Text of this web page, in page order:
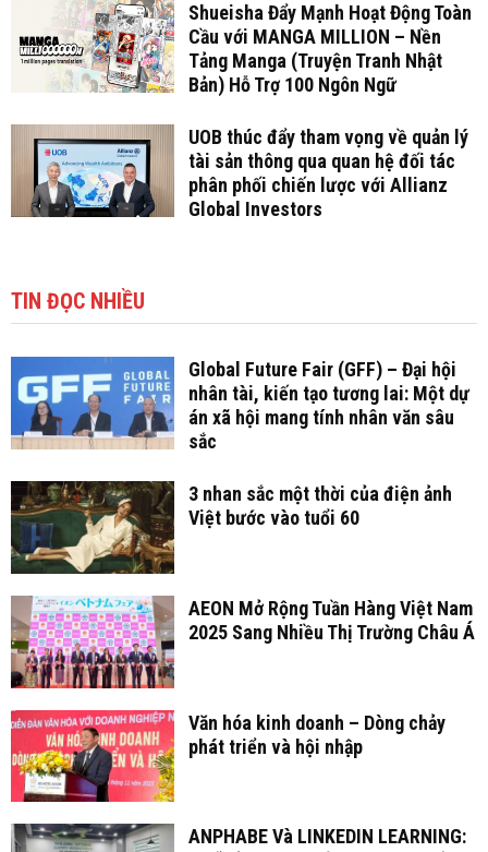
Shueisha Đẩy Mạnh Hoạt Động Toàn
Cầu với MANGA MILLION – Nền
Tảng Manga (Truyện Tranh Nhật
Bản) Hỗ Trợ 100 Ngôn Ngữ
UOB thúc đẩy tham vọng về quản lý
tài sản thông qua quan hệ đối tác
phân phối chiến lược với Allianz
Global Investors
TIN ĐỌC NHIỀU
Global Future Fair (GFF) – Đại hội
nhân tài, kiến tạo tương lai: Một dự
án xã hội mang tính nhân văn sâu
sắc
3 nhan sắc một thời của điện ảnh
Việt bước vào tuổi 60
AEON Mở Rộng Tuần Hàng Việt Nam
2025 Sang Nhiều Thị Trường Châu Á
Văn hóa kinh doanh – Dòng chảy
phát triển và hội nhập
ANPHABE Và LINKEDIN LEARNING: